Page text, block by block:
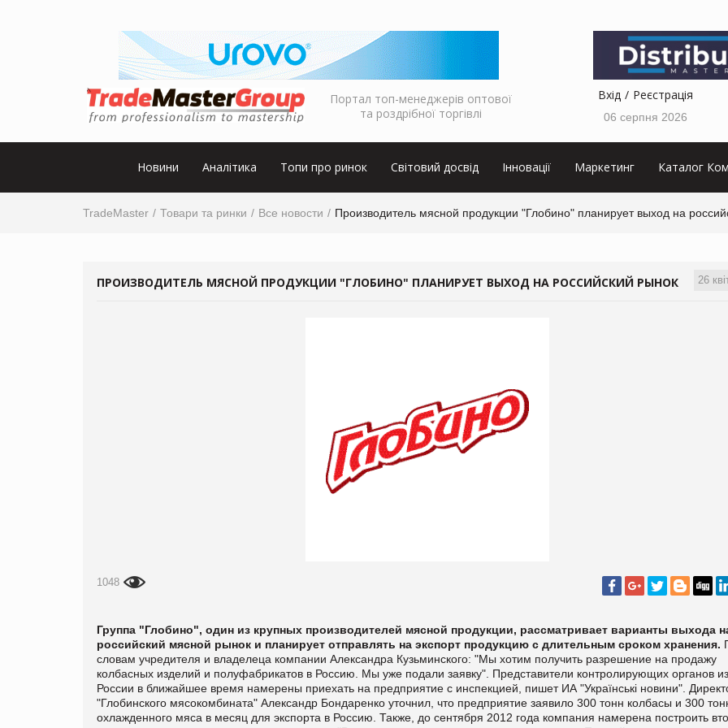
Портал топ-менеджерів оптової
та роздрібної торгівлі
Вхід Реєстрація
06 серпня 2026
Новини Аналітика Топи про ринок Світовий досвід Інновації Маркетинг Каталог
TradeMaster Товари та ринки Все новости Производитель мясной продукции "Глобино" планирует выход на
26
ПРОИЗВОДИТЕЛЬ МЯСНОЙ ПРОДУКЦИИ "ГЛОБИНО" ПЛАНИРУЕТ ВЫХОД НА РОССИЙСКИЙ РЫНОК
1048
Группа "Глобино", один из крупных производителей мясной продукции, рассматривает варианты выхода
российский мясной рынок и планирует отправлять на экспорт продукцию с длительным сроком хранения.
словам учредителя и владелеца компании Александра Кузьминского: "Мы хотим получить разрешение на продажу
колбасных изделий и полуфабрикатов в Россию. Мы уже подали заявку". Представители контролирующих органов из
России в ближайшее время намерены приехать на предприятие с инспекцией, пишет ИА "Українські новини".
"Глобинского мясокомбината" Александр Бондаренко уточнил, что предприятие заявило 300 тонн колбасы и 300
охлажденного мяса в месяц для экспорта в Россию. Также, до сентября 2012 года компания намерена построить